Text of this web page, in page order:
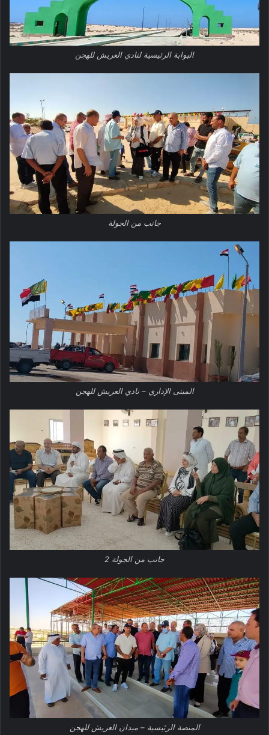
البوابة الرئيسية لنادي العريش للهجن
جانب من الجولة
المبنى الإداري – نادي العريش للهجن
جانب من الجولة 2
المنصة الرئيسية – ميدان العريش للهجن